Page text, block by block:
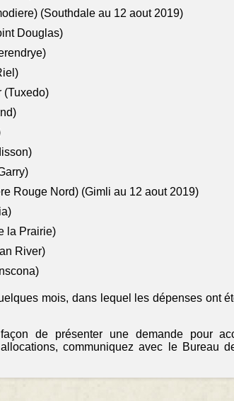
(Southdale au 12 aout 2019)
Douglas)
(Tuxedo)
Rouge Nord) (Gimli au 12 aout 2019)
la Prairie)
River)
mois, dans lequel les dépenses ont
de présenter une demande pour
communiquez avec le Bureau